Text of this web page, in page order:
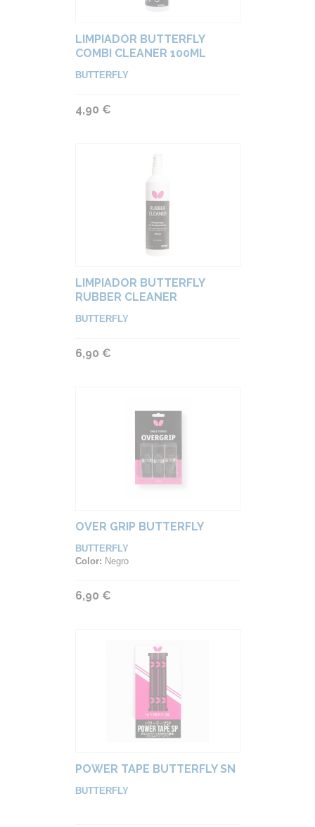
LIMPIADOR BUTTERFLY
COMBI CLEANER 100ML
BUTTERFLY
4,90 €
LIMPIADOR BUTTERFLY
RUBBER CLEANER
BUTTERFLY
6,90 €
OVER GRIP BUTTERFLY
BUTTERFLY
Color: Negro
6,90 €
POWER TAPE BUTTERFLY SN
BUTTERFLY